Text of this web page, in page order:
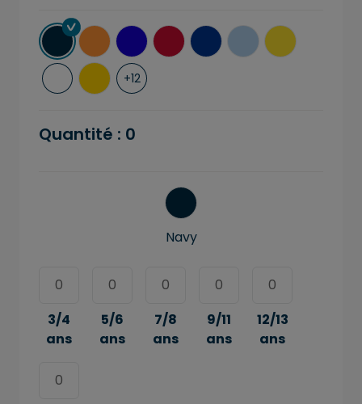
+12
Quantité : 0
Navy
3/4
ans
5/6
ans
7/8
ans
9/11
ans
12/13
ans